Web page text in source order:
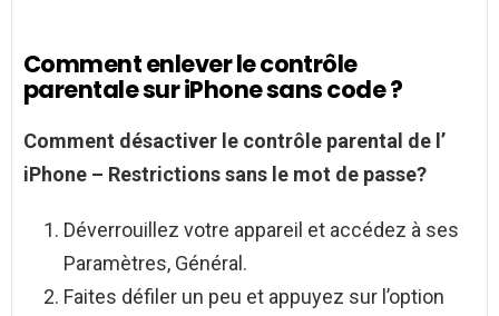
Comment enlever le contrôle
parentale sur iPhone sans code ?
Comment désactiver le contrôle parental de l’
iPhone – Restrictionssans le mot de passe?
Déverrouillez votre appareil et accédez à ses
Paramètres, Général.
Faites défiler un peu et appuyez sur l’option